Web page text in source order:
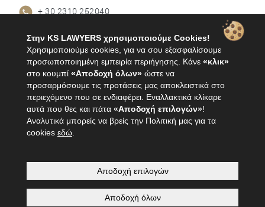
+ 30 2310 252040
+30 2310 252625
info@ks-lawyers.gr
ΟΡΟΙ ΧΡΗΣΗΣ
ΠΟΛΙΤΙΚΗ ΑΠΟΡΡΗΤΟΥ
ΠΑΡΕΧΟΜΕΝΕΣ ΥΠΗΡΕΣΙΕΣ
Στην KS LAWYERS χρησιμοποιούμε Cookies!
Χρησιμοποιούμε cookies, για να σου εξασφαλίσουμε
προσωποποιημένη εμπειρία περιήγησης. Κάνε «κλικ»
στο κουμπί «Αποδοχή όλων» ώστε να
προσαρμόσουμε τις προτάσεις μας αποκλειστικά στο
περιεχόμενο που σε ενδιαφέρει. Εναλλακτικά κλίκαρε
αυτά που θες και πάτα «Αποδοχή επιλογών»!
Αναλυτικά μπορείς να βρείς την Πολιτική μας για τα
cookies εδώ
Αποδοχή επιλογών
Αποδοχή όλων